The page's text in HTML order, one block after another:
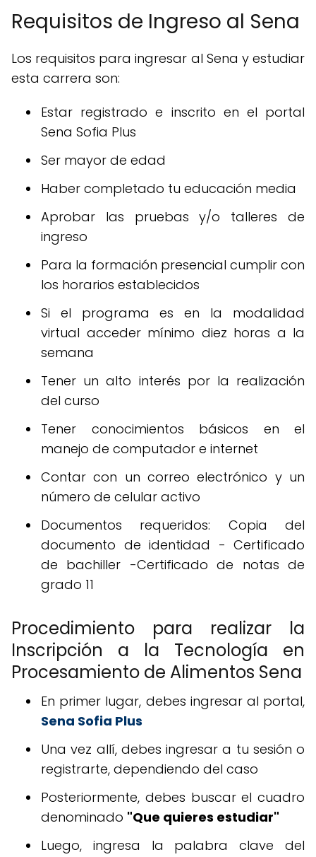
Requisitos de Ingreso al Sena
Los requisitos para ingresar al Sena y estudiar
esta carrera son:
Estar registrado e inscrito en el portal
Sena Sofia Plus
Ser mayor de edad
Haber completado tu educación media
Aprobar las pruebas y/o talleres de
ingreso
Para la formación presencial cumplir con
los horarios establecidos
Si el programa es en la modalidad
virtual acceder mínimo diez horas a la
semana
Tener un alto interés por la realización
del curso
Tener conocimientos básicos en el
manejo de computador e internet
Contar con un correo electrónico y un
número de celular activo
Documentos requeridos: Copia del
documento de identidad - Certificado
de bachiller -Certificado de notas de
grado 11
Procedimiento para realizar la
Inscripción a la Tecnología en
Procesamiento de Alimentos Sena
En primer lugar, debes ingresar al portal,
Sena Sofia Plus
Una vez allí, debes ingresar a tu sesión o
registrarte, dependiendo del caso
Posteriormente, debes buscar el cuadro
denominado "Que quieres estudiar"
Luego, ingresa la palabra clave del